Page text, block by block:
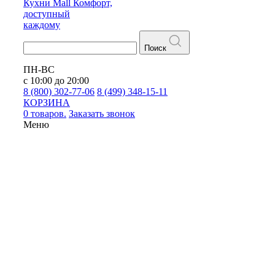
Кухни Mall Комфорт,
доступный
каждому
Поиск
ПН-ВС
с 10:00 до 20:00
8 (800) 302-77-06 8 (499) 348-15-11
КОРЗИНА
0 товаров. Заказать звонок
Меню